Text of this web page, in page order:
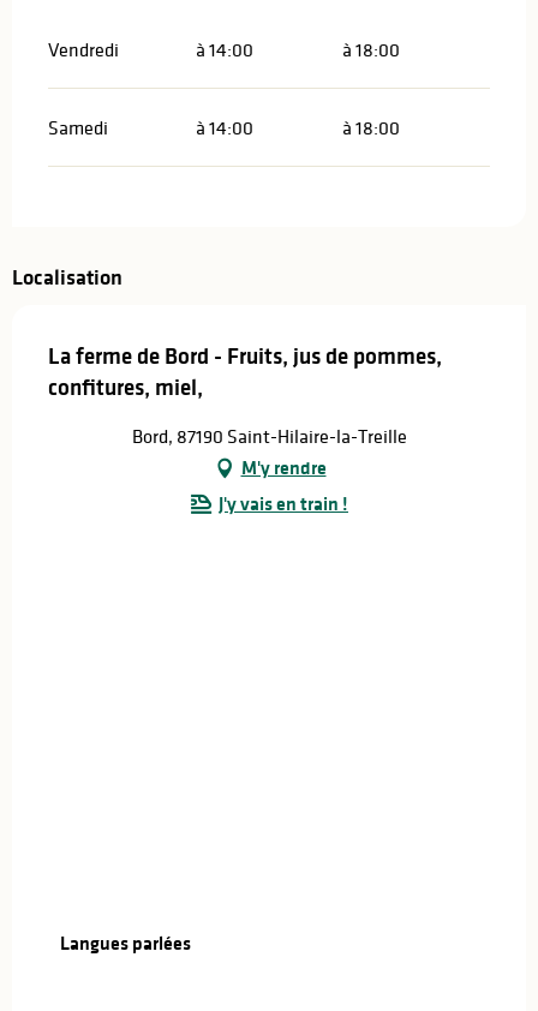
Vendredi à 14:00 à 18:00
Samedi à 14:00 à 18:00
Localisation
La ferme de Bord - Fruits, jus de pommes,
confitures, miel,
Bord, 87190 Saint-Hilaire-la-Treille
M'y rendre
J'y vais en train !
Langues parlées
Langues parlées